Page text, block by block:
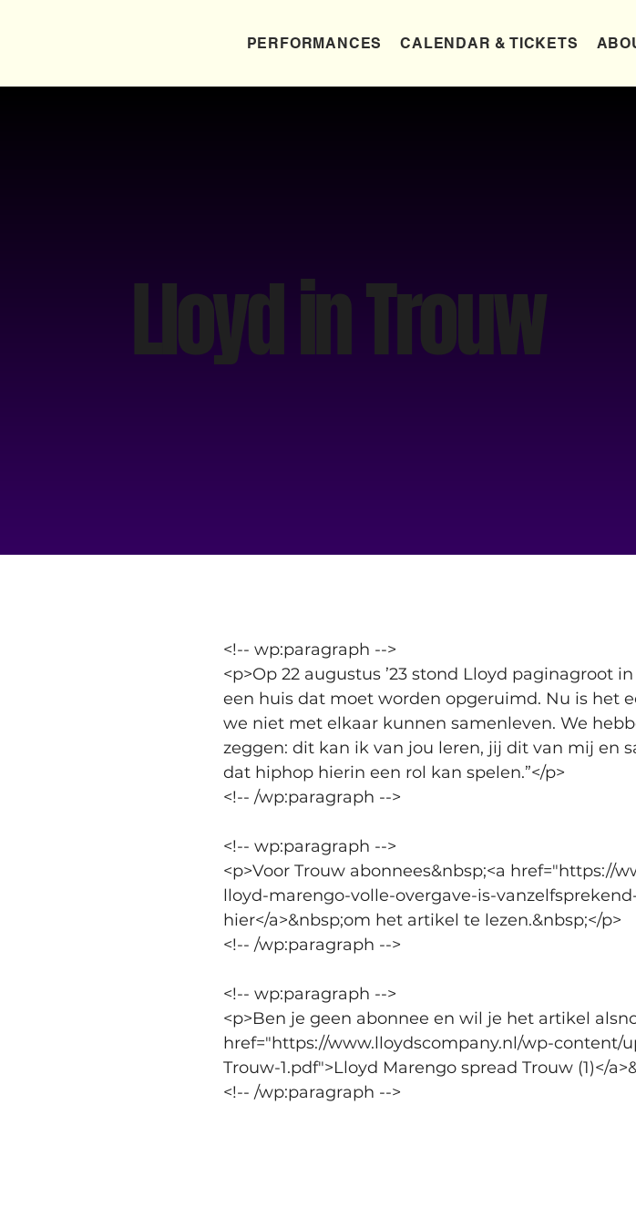
PERFORMANCES CALENDAR & TICKETS
Lloyd in Trouw
<!-- wp:paragraph -->
<p>Op 22 augustus ’23 stond Lloyd paginagroot
een huis dat moet worden opgeruimd. Nu is het
we niet met elkaar kunnen samenleven. We
zeggen: dit kan ik van jou leren, jij dit van mij en
dat hiphop hierin een rol kan spelen.”</p>
<!-- /wp:paragraph -->
<!-- wp:paragraph -->
<p>Voor Trouw abonnees&nbsp;<a
lloyd-marengo-volle-overgave-is-
hier</a>&nbsp;om het artikel te lezen.&nbsp;</p>
<!-- /wp:paragraph -->
<!-- wp:paragraph -->
<p>Ben je geen abonnee en wil je het artikel
href="https://www.lloydscompany.nl/wp-content/
Trouw-1.pdf">Lloyd Marengo spread Trouw (1)</
<!-- /wp:paragraph -->